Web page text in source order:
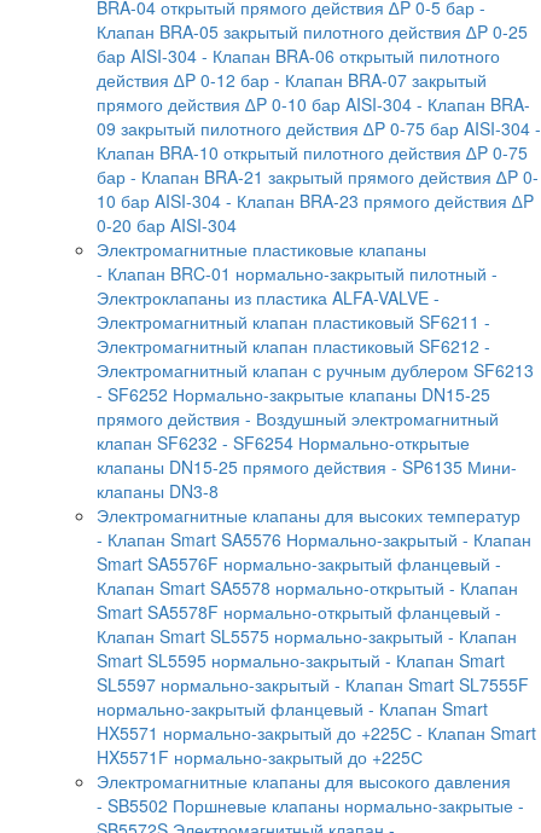
BRA-04 открытый прямого действия ∆P 0-5 бар -
Клапан BRA-05 закрытый пилотного действия ∆P 0-25
бар AISI-304 - Клапан BRA-06 открытый пилотного
действия ∆P 0-12 бар - Клапан BRA-07 закрытый
прямого действия ∆P 0-10 бар AISI-304 - Клапан BRA-
09 закрытый пилотного действия ∆P 0-75 бар AISI-304 -
Клапан BRA-10 открытый пилотного действия ∆P 0-75
бар - Клапан BRA-21 закрытый прямого действия ∆P 0-
10 бар AISI-304 - Клапан BRA-23 прямого действия ∆P
0-20 бар AISI-304
Электромагнитные пластиковые клапаны
- Клапан BRC-01 нормально-закрытый пилотный -
Электроклапаны из пластика ALFA-VALVE -
Электромагнитный клапан пластиковый SF6211 -
Электромагнитный клапан пластиковый SF6212 -
Электромагнитный клапан с ручным дублером SF6213
- SF6252 Нормально-закрытые клапаны DN15-25
прямого действия - Воздушный электромагнитный
клапан SF6232 - SF6254 Нормально-открытые
клапаны DN15-25 прямого действия - SP6135 Мини-
клапаны DN3-8
Электромагнитные клапаны для высоких температур
- Клапан Smart SA5576 Нормально-закрытый - Клапан
Smart SA5576F нормально-закрытый фланцевый -
Клапан Smart SA5578 нормально-открытый - Клапан
Smart SA5578F нормально-открытый фланцевый -
Клапан Smart SL5575 нормально-закрытый - Клапан
Smart SL5595 нормально-закрытый - Клапан Smart
SL5597 нормально-закрытый - Клапан Smart SL7555F
нормально-закрытый фланцевый - Клапан Smart
HX5571 нормально-закрытый до +225С - Клапан Smart
HX5571F нормально-закрытый до +225С
Электромагнитные клапаны для высокого давления
- SB5502 Поршневые клапаны нормально-закрытые -